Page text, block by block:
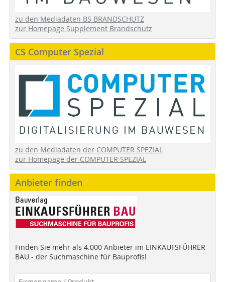
zu den Mediadaten BS BRANDSCHUTZ
zur Homepage Supplement Brandschutz
CS Computer Spezial
zu den Mediadaten der COMPUTER SPEZIAL
zur Homepage der COMPUTER SPEZIAL
Anbieter finden
Finden Sie mehr als 4.000 Anbieter im EINKAUFSFÜHRER
BAU - der Suchmaschine für Bauprofis!